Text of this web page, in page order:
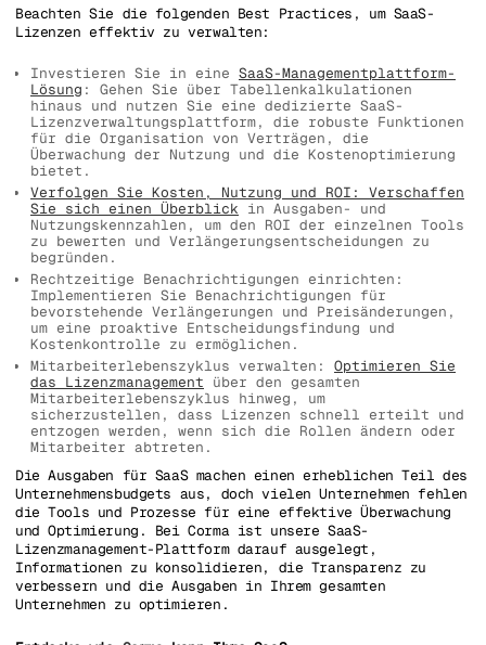
Beachten Sie die folgenden Best Practices, um SaaS-
Lizenzen effektiv zu verwalten:
Investieren Sie in eine SaaS-Managementplattform-
Lösung : Gehen Sie über Tabellenkalkulationen
hinaus und nutzen Sie eine dedizierte SaaS-
Lizenzverwaltungsplattform, die robuste Funktionen
für die Organisation von Verträgen, die
Überwachung der Nutzung und die Kostenoptimierung
bietet.
Verfolgen Sie Kosten, Nutzung und ROI: Verschaffen
Sie sich einen Überblick in Ausgaben- und
Nutzungskennzahlen, um den ROI der einzelnen Tools
zu bewerten und Verlängerungsentscheidungen zu
begründen.
Rechtzeitige Benachrichtigungen einrichten:
Implementieren Sie Benachrichtigungen für
bevorstehende Verlängerungen und Preisänderungen,
um eine proaktive Entscheidungsfindung und
Kostenkontrolle zu ermöglichen.
Mitarbeiterlebenszyklus verwalten: Optimieren Sie
das Lizenzmanagement über den gesamten
Mitarbeiterlebenszyklus hinweg, um
sicherzustellen, dass Lizenzen schnell erteilt und
entzogen werden, wenn sich die Rollen ändern oder
Mitarbeiter abtreten.
Die Ausgaben für SaaS machen einen erheblichen Teil des
Unternehmensbudgets aus, doch vielen Unternehmen fehlen
die Tools und Prozesse für eine effektive Überwachung
und Optimierung. Bei Corma ist unsere SaaS-
Lizenzmanagement-Plattform darauf ausgelegt,
Informationen zu konsolidieren, die Transparenz zu
verbessern und die Ausgaben in Ihrem gesamten
Unternehmen zu optimieren.